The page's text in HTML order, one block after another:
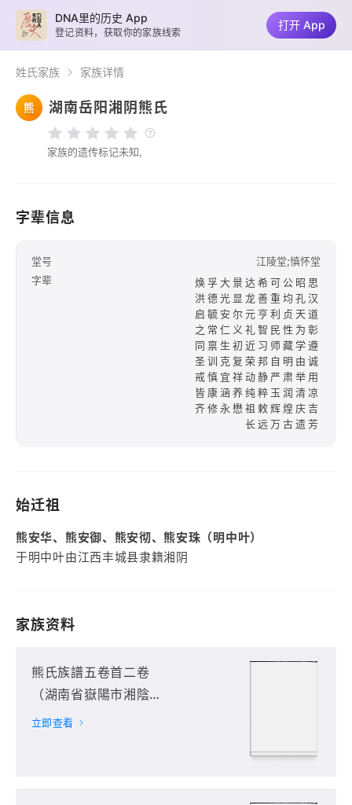
姓氏家族 家族详情
熊 湖南岳阳湘阴熊氏
家族的遗传标记未知,
字辈信息
堂号
江陵堂;慎怀堂
字辈
焕孚大景达希可公昭思
洪德光显龙善重均孔汉
启毓安尔元亨利贞天道
之常仁义礼智民性为彰
同禀生初近习师藏学遵
圣训克复荣邦自明由诚
戒慎宜祥动静严肃举用
皆康涵养纯粹玉润清凉
齐修永懋祖敕辉煌庆吉
长远万古遗芳
始迁祖
熊安华、熊安御、熊安彻、熊安珠（明中叶）
于明中叶由江西丰城县隶籍湘阴
家族资料
熊氏族譜五卷首二卷
（湖南省嶽陽市湘陰
縣）第1册
立即查看
DNA里的历史 App
登记资料，获取你的家族线索
打开 App